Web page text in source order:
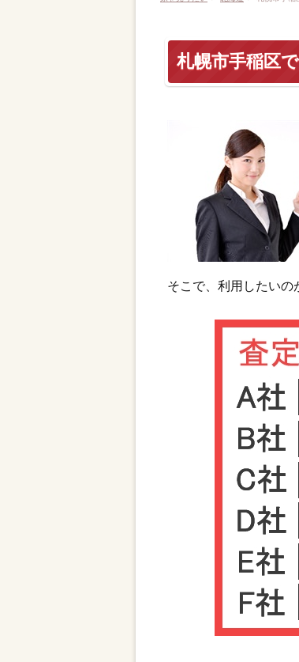
札幌市手稲区
そこで、利用したいの